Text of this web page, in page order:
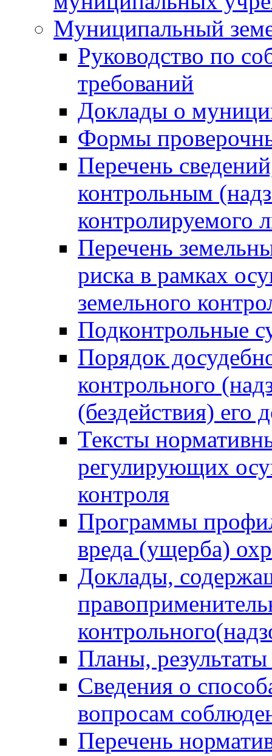
Муниципальный
Руководство по
требований
Доклады о
Формы
Перечень
контрольным
контролируемого
Перечень
риска в рамках
земельного
Подконтрольные
Порядок
контрольного
(бездействия)
Тексты
регулирующих
контроля
Программы
вреда (ущерба)
Доклады,
Планы,
Сведения о
вопросам
Перечень